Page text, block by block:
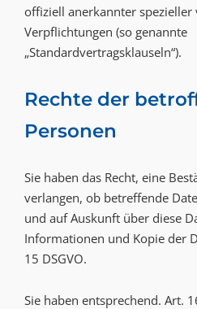
offiziell anerkannter spezieller
Verpflichtungen (so genannte
„Standardvertragsklauseln“).
Rechte der
Personen
Sie haben das Recht, eine
verlangen, ob betreffende
und auf Auskunft über diese
Informationen und Kopie der
15 DSGVO.
Sie haben entsprechend. Art.